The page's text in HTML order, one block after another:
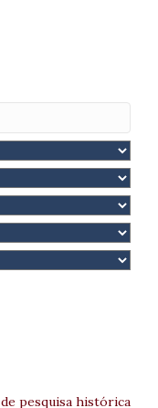
pesquisa histórica